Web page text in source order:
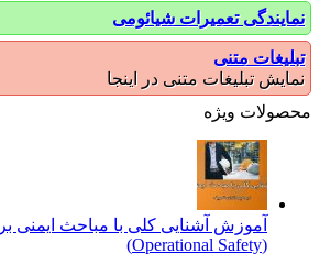
تعمیرات شیائومی
متنی
تبلیغات متنی در اینجا
ویژه
آموزش آشنایی کلی با مباحث ایمنی برای